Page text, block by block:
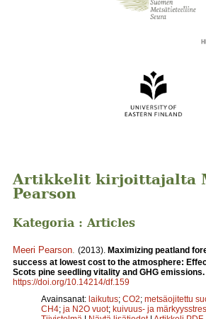
Artikkelit kirjoittajalta
Pearson
Kategoria : Articles
Meeri Pearson (2013). Maximizing peatland
success at lowest cost to the atmosphere:
Scots pine seedling vitality and GHG emissions.
https://doi.org/10.14214/df.159
Avainsanat: laikutus; CO2; metsäojitettu
CH4; ja N2O vuot; kuivuus- ja